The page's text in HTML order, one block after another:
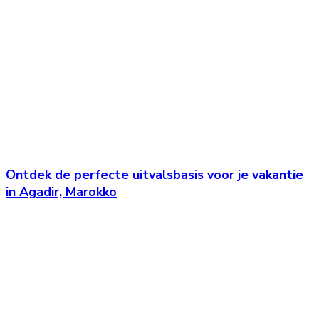
Ontdek de perfecte uitvalsbasis voor je vakantie
in Agadir, Marokko